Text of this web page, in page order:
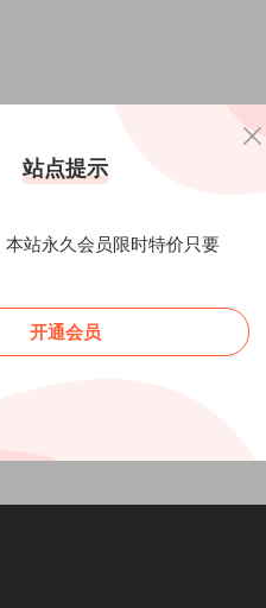
站点提示
本站永久会员限时特价只要
开通会员